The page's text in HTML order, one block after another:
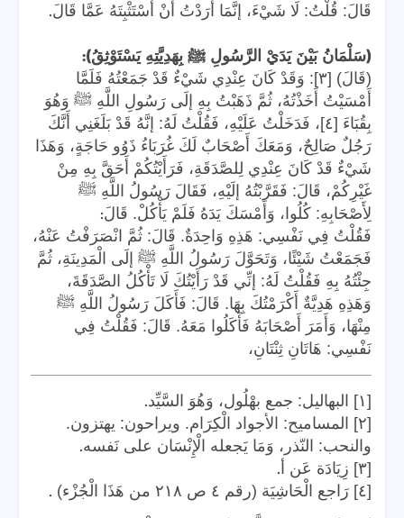
قَالَ: قُلْتُ: لَا شَيْءَ، إنَّمَا أَرَدْتُ أَنْ أَسْتَثْبِتَهُ عَمَّا قَالَ.
(سَلْمَانُ بَيْنَ يَدَيْ الرَّسُولِ ﷺ بِهَدِيَّتِهِ يَسْتَوْثِقُ):
(قَالَ) [٣]: وَقَدْ كَانَ عِنْدِي شَيْءٌ قَدْ جَمَعْتُهُ فَلَمَّا
أَمْسَيْتُ أَخَذْتُهُ، ثُمَّ ذَهَبْتُ بِهِ إلَى رَسُولِ اللَّهِ ﷺ وَهُوَ
بِقُبَاءَ [٤]، فَدَخَلْتُ عَلَيْهِ، فَقُلْتُ لَهُ: إنَّهُ قَدْ بَلَغَنِي أَنَّكَ
رَجُلٌ صَالِحٌ، وَمَعَكَ أَصْحَابٌ لَكَ غُرَبَاءُ ذَوُو حَاجَةٍ، وَهَذَا
شَيْءٌ قَدْ كَانَ عِنْدِي لِلصَّدَقَةِ، فَرَأَيْتُكُمْ أَحَقَّ بِهِ مِنْ
غَيْرِكُمْ، قَالَ: فَقَرَّبْتُهُ إلَيْهِ، فَقَالَ رَسُولُ اللَّهِ ﷺ
لِأَصْحَابِهِ: كُلُوا، وَأَمْسَكَ يَدَهُ فَلَمْ يَأْكُلْ. قَالَ:
فَقُلْتُ فِي نَفْسِي: هَذِهِ وَاحِدَةٌ. قَالَ: ثُمَّ انْصَرَفْتُ عَنْهُ،
فَجَمَعْتُ شَيْئًا، وَتَحَوَّلَ رَسُولُ اللَّهِ ﷺ إلَى الْمَدِينَةِ، ثُمَّ
جِئْتُهُ بِهِ فَقُلْتُ لَهُ: إنِّي قَدْ رَأَيْتُكَ لَا تَأْكُلُ الصَّدَقَةَ،
وَهَذِهِ هَدِيَّةٌ أَكْرَمْتُكَ بِهَا. قَالَ: فَأَكَلَ رَسُولُ اللَّهِ ﷺ
مِنْهَا، وَأَمَرَ أَصْحَابَهُ فَأَكَلُوا مَعَهُ. قَالَ: فَقُلْتُ فِي
نَفْسِي: هَاتَانِ ثِنْتَانِ،
[١] البهاليل: جمع بهْلُول، وَهُوَ السَّيِّد .
[٢] المساميح: الأجواد الْكِرَام. ويراحون: يهتزون.
والنحب: النّذر، وَمَا يَجعله الْإِنْسَان على نَفسه.
[٣] زِيَادَة عَن أ .
[٤] رَاجع الْحَاشِيَة (رقم ٤ ص ٢١٨ من هَذَا الْجُزْء) .